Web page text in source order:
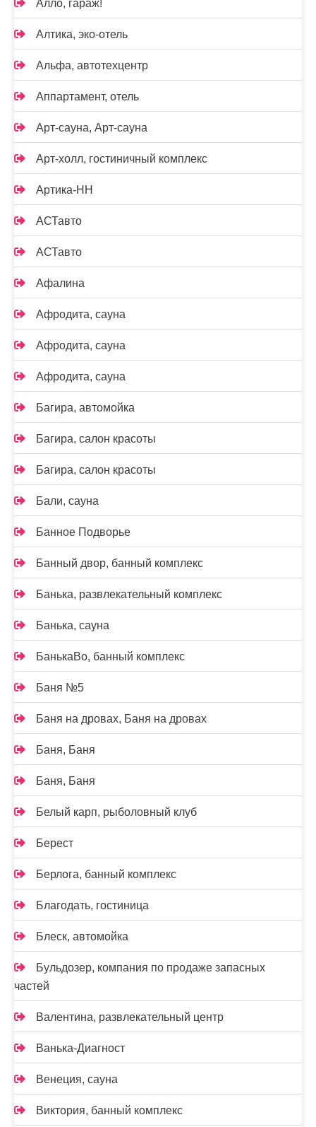
Алло, гараж!
Алтика, эко-отель
Альфа, автотехцентр
Аппартамент, отель
Арт-сауна, Арт-сауна
Арт-холл, гостиничный комплекс
Артика-НН
АСТавто
АСТавто
Афалина
Афродита, сауна
Афродита, сауна
Афродита, сауна
Багира, автомойка
Багира, салон красоты
Багира, салон красоты
Бали, сауна
Банное Подворье
Банный двор, банный комплекс
Банька, развлекательный комплекс
Банька, сауна
БанькаВо, банный комплекс
Баня №5
Баня на дровах, Баня на дровах
Баня, Баня
Баня, Баня
Белый карп, рыболовный клуб
Берест
Берлога, банный комплекс
Благодать, гостиница
Блеск, автомойка
Бульдозер, компания по продаже запасных
частей
Валентина, развлекательный центр
Ванька-Диагност
Венеция, сауна
Виктория, банный комплекс